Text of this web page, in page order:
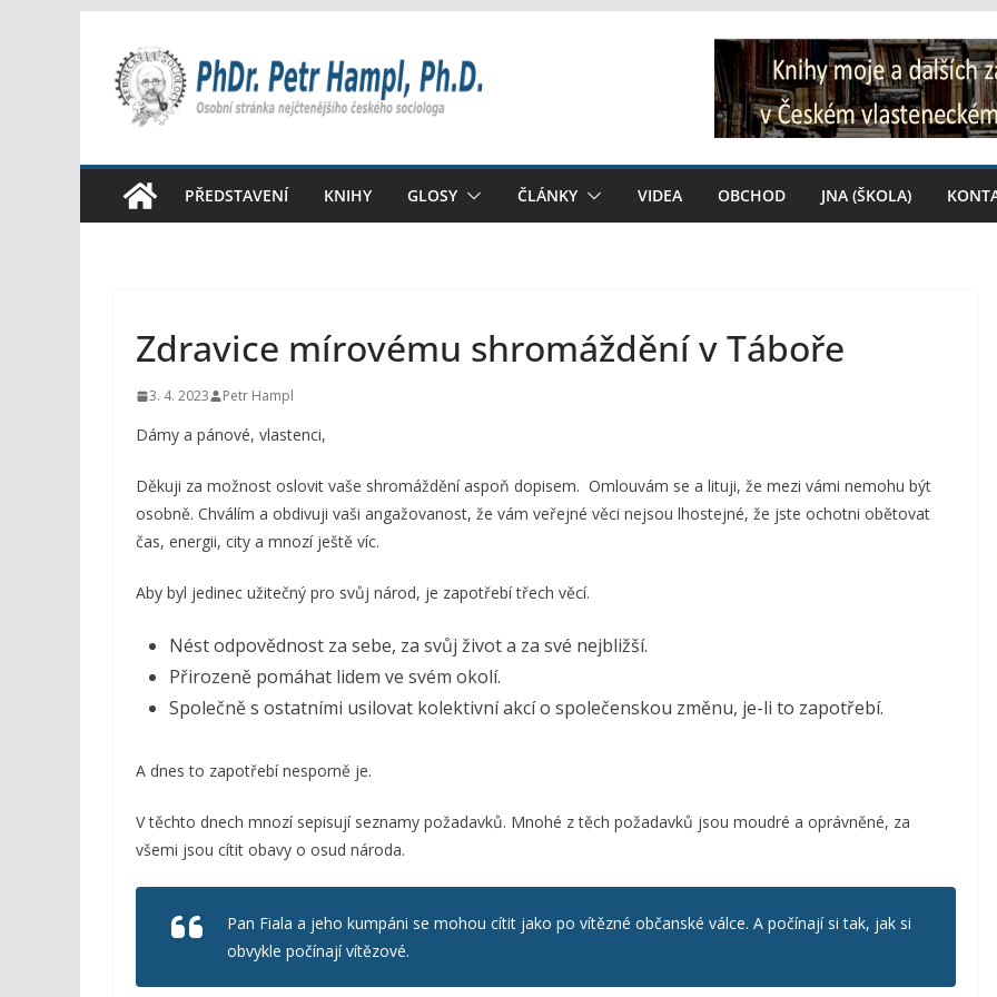
obsah
PŘEDSTAVENÍ KNIHY GLOSY ČLÁNKY VIDEA OBCHOD JNA (ŠKOLA)
Zdravice mírovému shromáždění v Táboře
3. 4. 2023 Petr Hampl
Dámy a pánové, vlastenci,
Děkuji za možnost oslovit vaše shromáždění aspoň dopisem. Omlouvám se a lituji, že mezi vámi nemohu být
osobně. Chválím a obdivuji vaši angažovanost, že vám veřejné věci nejsou lhostejné, že jste ochotni obětovat
čas, energii, city a mnozí ještě víc.
Aby byl jedinec užitečný pro svůj národ, je zapotřebí třech věcí.
Nést odpovědnost za sebe, za svůj život a za své nejbližší.
Přirozeně pomáhat lidem ve svém okolí.
Společně s ostatními usilovat kolektivní akcí o společenskou změnu, je-li to zapotřebí.
A dnes to zapotřebí nesporně je.
V těchto dnech mnozí sepisují seznamy požadavků. Mnohé z těch požadavků jsou moudré a oprávněné, za
všemi jsou cítit obavy o osud národa.
Pan Fiala a jeho kumpáni se mohou cítit jako po vítězné občanské válce. A počínají si tak, jak si
obvykle počínají vítězové.